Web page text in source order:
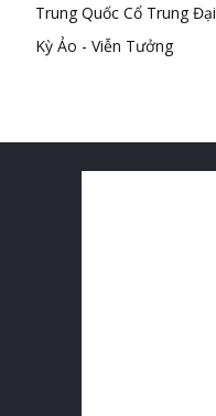
Trung Quốc Cổ Trung Đại
Kỳ Ảo - Viễn Tưởng